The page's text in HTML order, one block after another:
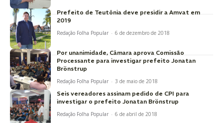
Prefeito de Teutônia deve presidir a Amvat em
2019
Redação Folha Popular - 6 de dezembro de 2018
Por unanimidade, Câmara aprova Comissão
Processante para investigar prefeito Jonatan
Brönstrup
Redação Folha Popular - 3 de maio de 2018
Seis vereadores assinam pedido de CPI para
investigar o prefeito Jonatan Brönstrup
Redação Folha Popular - 6 de abril de 2018